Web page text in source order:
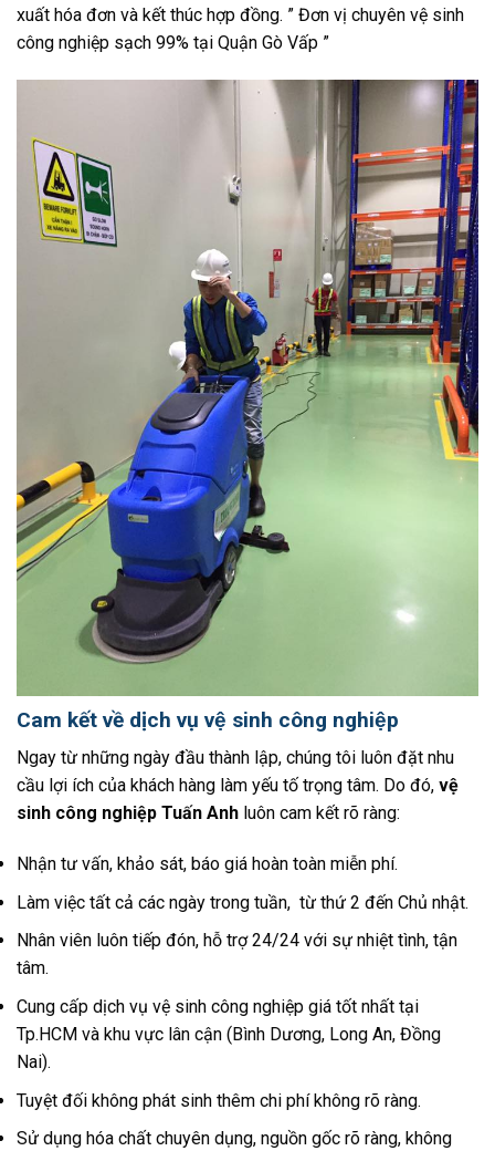
xuất hóa đơn và kết thúc hợp đồng. ” Đơn vị chuyên vệ sinh
công nghiệp sạch 99% tại Quận Gò Vấp ”
Cam kết về dịch vụ vệ sinh công nghiệp
Ngay từ những ngày đầu thành lập, chúng tôi luôn đặt nhu
cầu lợi ích của khách hàng làm yếu tố trọng tâm. Do đó, vệ
sinh công nghiệp Tuấn Anh luôn cam kết rõ ràng:
Nhận tư vấn, khảo sát, báo giá hoàn toàn miễn phí.
Làm việc tất cả các ngày trong tuần, từ thứ 2 đến Chủ nhật.
Nhân viên luôn tiếp đón, hỗ trợ 24/24 với sự nhiệt tình, tận
tâm.
Cung cấp dịch vụ vệ sinh công nghiệp giá tốt nhất tại
Tp.HCM và khu vực lân cận (Bình Dương, Long An, Đồng
Nai).
Tuyệt đối không phát sinh thêm chi phí không rõ ràng.
Sử dụng hóa chất chuyên dụng, nguồn gốc rõ ràng, không